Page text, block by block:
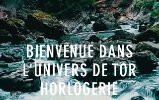
BIENVENUE DANS
L'UNIVERS DE TOR
HORLOGERIE